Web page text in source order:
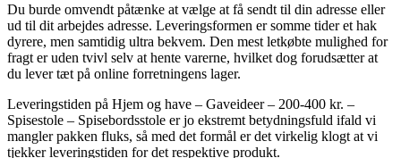
Du burde omvendt påtænke at vælge at få sendt til din adresse eller
ud til dit arbejdes adresse. Leveringsformen er somme tider et hak
dyrere, men samtidig ultra bekvem. Den mest letkøbte mulighed for
fragt er uden tvivl selv at hente varerne, hvilket dog forudsætter at
du lever tæt på online forretningens lager.
Leveringstiden på Hjem og have – Gaveideer – 200-400 kr. –
Spisestole – Spisebordsstole er jo ekstremt betydningsfuld ifald vi
mangler pakken fluks, så med det formål er det virkelig klogt at vi
tjekker leveringstiden for det respektive produkt.